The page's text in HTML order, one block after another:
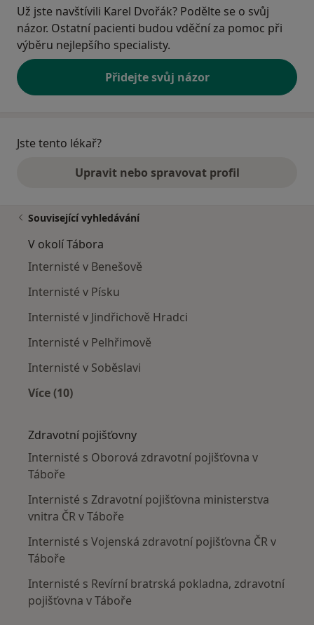
Už jste navštívili Karel Dvořák? Podělte se o svůj
názor. Ostatní pacienti budou vděční za pomoc při
výběru nejlepšího specialisty.
Přidejte svůj názor
Jste tento lékař?
Upravit nebo spravovat profil
Související vyhledávání
V okolí Tábora
Internisté v Benešově
Internisté v Písku
Internisté v Jindřichově Hradci
Internisté v Pelhřimově
Internisté v Soběslavi
Více (10)
Zdravotní pojišťovny
Internisté s Oborová zdravotní pojišťovna v
Táboře
Internisté s Zdravotní pojišťovna ministerstva
vnitra ČR v Táboře
Internisté s Vojenská zdravotní pojišťovna ČR v
Táboře
Internisté s Revírní bratrská pokladna, zdravotní
pojišťovna v Táboře